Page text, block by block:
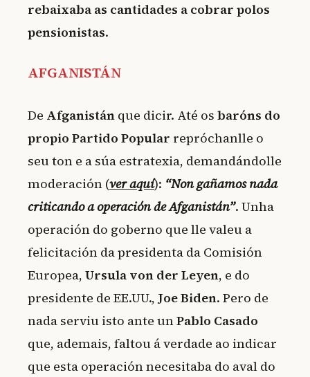
rebaixaba as cantidades a cobrar polos
pensionistas.
AFGANISTÁN
De Afganistán que dicir. Até os baróns do
propio Partido Popular repróchanlle o
seu ton e a súa estratexia, demandándolle
moderación (ver aquí): “Non gañamos nada
criticando a operación de Afganistán”. Unha
operación do goberno que lle valeu a
felicitación da presidenta da Comisión
Europea, Ursula von der Leyen, e do
presidente de EE.UU., Joe Biden. Pero de
nada serviu isto ante unPablo Casado
que, ademais, faltou á verdade ao indicar
que esta operación necesitaba do aval do